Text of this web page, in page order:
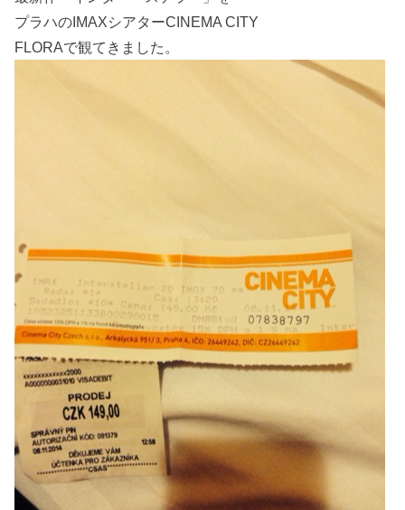
プラハのIMAXシアターCINEMA CITY
FLORAで観てきました。